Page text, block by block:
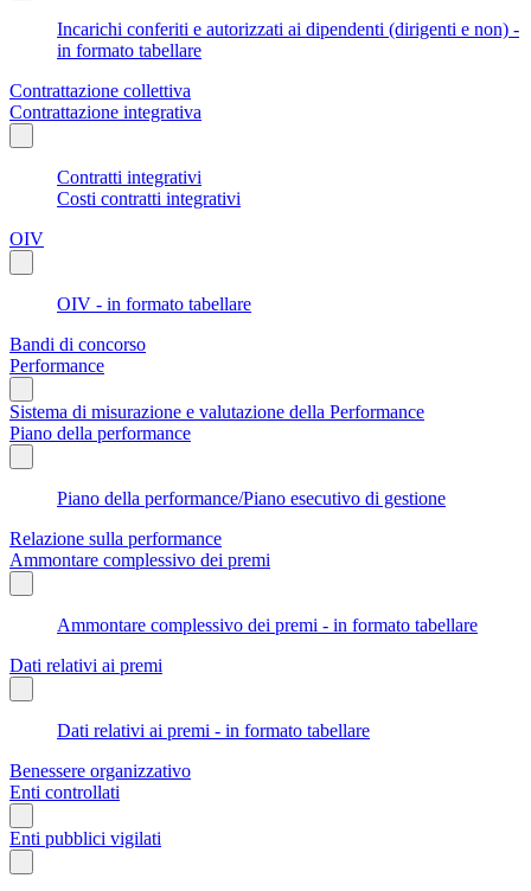
Incarichi conferiti e autorizzati ai dipendenti (dirigenti e non) -
in formato tabellare
Contrattazione collettiva
Contrattazione integrativa
Contratti integrativi
Costi contratti integrativi
OIV
OIV - in formato tabellare
Bandi di concorso
Performance
Sistema di misurazione e valutazione della Performance
Piano della performance
Piano della performance/Piano esecutivo di gestione
Relazione sulla performance
Ammontare complessivo dei premi
Ammontare complessivo dei premi - in formato tabellare
Dati relativi ai premi
Dati relativi ai premi - in formato tabellare
Benessere organizzativo
Enti controllati
Enti pubblici vigilati